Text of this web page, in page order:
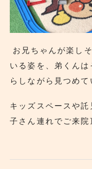
お兄ちゃんが楽し
いる姿を、弟くん
らしながら見つめて
キッズスペースや
子さん連れでご来院